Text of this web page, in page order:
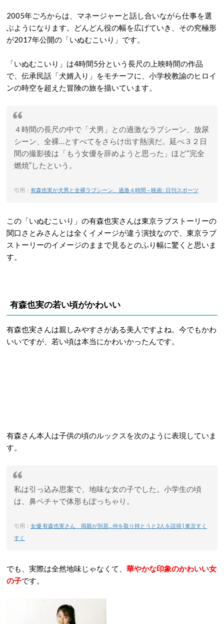
2005年ごろからは、マネージャーと話し合いながら仕事を選
ぶようになります。どんどん役の幅を広げていき、その究極形
が2017年公開の「いぬむこいり」です。
「いぬむこいり」は4時間5分という長尺の上映時間の作品
で、伝承民話「犬婿入り」をモチーフに、小学校教諭のヒロイ
ンの時空を超えた冒険の旅を描いています。
４時間の長尺の中で「犬男」との過激なラブシーン、放尿
シーン、全裸…とすべてをさらけ出す熱演だ。延べ３２日
間の撮影後は「もう女優を辞めようと思った」ほど“完全
燃焼”したという。
引用： 有森也実が犬男と全裸ラブシーン、過激４時間 – 映画 : 日刊スポーツ
この「いぬむこいり」の有森也実さんは東京ラブストーリーの
関口さとみさんとは全くイメージが違う演技なので、東京ラブ
ストーリーのイメージのままで見るとのふり幅に驚くと思いま
す。
有森也実の若い頃がかわいい
有森也実さんは親しみやすさがある美人ですよね。今でもかわ
いいですが、若い頃は本当にかわいかったんです。
有森さん本人は子供の頃のルックスを次のように表現していま
す。
私は引っ込み思案で、地味な女の子でした。小学生の頃
は、鼻ペチャで体形もぽっちゃり。
引用： 女優 有森也実さん 両親が別居…仲を取り持とうと2人を説得 | 東京すく
すく
でも、実際は全然地味じゃなくて、 華やかな印象のかわいい女
の子です。